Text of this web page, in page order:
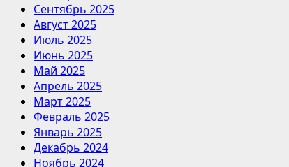
Сентябрь 2025
Август 2025
Июль 2025
Июнь 2025
Май 2025
Апрель 2025
Март 2025
Февраль 2025
Январь 2025
Декабрь 2024
Ноябрь 2024